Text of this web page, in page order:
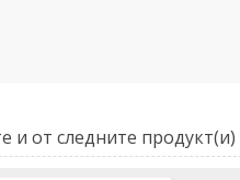
и от следните продукт(и)